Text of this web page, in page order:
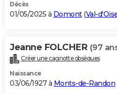
Décès
01/05/2025 à Domont(Val-
Jeanne FOLCHER (97
Créer une cagnotte obsèques
Naissance
03/06/1927 à Monts-de-Randon